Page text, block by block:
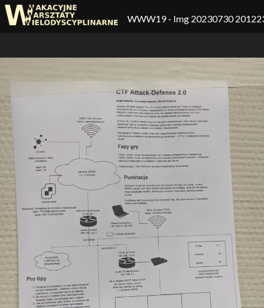
WWW19- Img 20230730